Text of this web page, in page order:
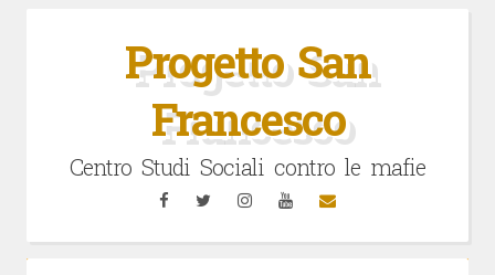
Progetto San
Francesco
Centro Studi Sociali contro le mafie
FacebookTwitterInstagramYouTubeEmail